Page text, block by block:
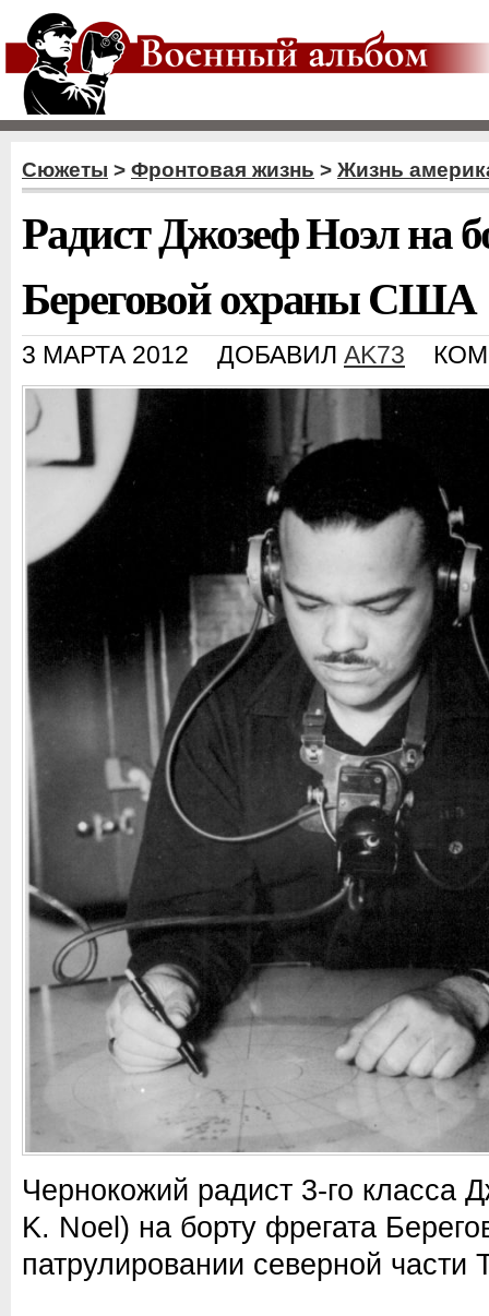
Сюжеты > Фронтовая жизнь > Жизнь
Радист Джозеф Ноэл на
Береговой охраны США
3 МАРТА 2012 ДОБАВИЛ AK73
Чернокожий радист 3-го класса
K. Noel) на борту фрегата
патрулировании северной части